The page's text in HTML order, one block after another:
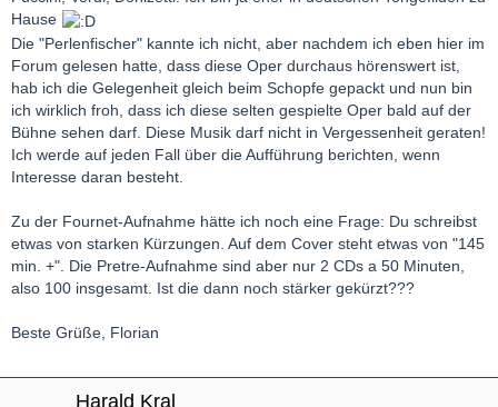
besser, dass 2001 diese im Rahmen der Duo-Serien jetzt so
billig verkauft, denn eigentlich sollte sie in keiner Bizet-
Sammlung fehlen!
LG
Harald
Hause
Die "Perlenfischer" kannte ich nicht, aber nachdem ich eben hier im
Forum gelesen hatte, dass diese Oper durchaus hörenswert ist,
hab ich die Gelegenheit gleich beim Schopfe gepackt und nun bin
ich wirklich froh, dass ich diese selten gespielte Oper bald auf der
Bühne sehen darf. Diese Musik darf nicht in Vergessenheit geraten!
Ich werde auf jeden Fall über die Aufführung berichten, wenn
Interesse daran besteht.
Zu der Fournet-Aufnahme hätte ich noch eine Frage: Du schreibst
etwas von starken Kürzungen. Auf dem Cover steht etwas von "145
min. +". Die Pretre-Aufnahme sind aber nur 2 CDs a 50 Minuten,
also 100 insgesamt. Ist die dann noch stärker gekürzt???
Beste Grüße, Florian
Harald Kral